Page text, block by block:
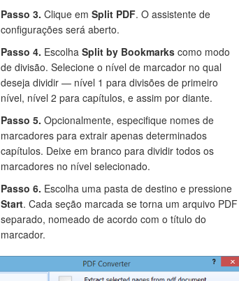
Passo 3. Clique em Split PDF. O assistente de
configurações será aberto.
Passo 4. Escolha Split by Bookmarks como modo
de divisão. Selecione o nível de marcador no qual
deseja dividir — nível 1 para divisões de primeiro
nível, nível 2 para capítulos, e assim por diante.
Passo 5. Opcionalmente, especifique nomes de
marcadores para extrair apenas determinados
capítulos. Deixe em branco para dividir todos os
marcadores no nível selecionado.
Passo 6. Escolha uma pasta de destino e pressione
Start. Cada seção marcada se torna um arquivo PDF
separado, nomeado de acordo com o título do
marcador.